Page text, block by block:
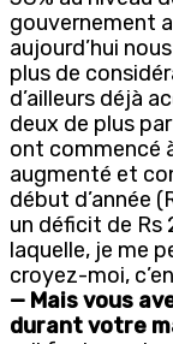
gouvernement
aujourd’hui
plus de
d’ailleurs déjà
deux de plus
ont commencé
augmenté et
début d’année
un déficit de Rs
laquelle, je me
croyez-moi,
— Mais vous
durant votre